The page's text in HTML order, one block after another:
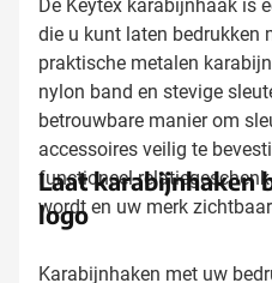
De Keytex karabijnhaak is
die u kunt laten bedrukken
praktische metalen
nylon band en stevige
betrouwbare manier om
accessoires veilig te
functioneel
wordt en uw merk
Laat karabijnhaken
logo
Karabijnhaken met uw